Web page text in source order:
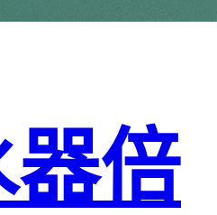
倍